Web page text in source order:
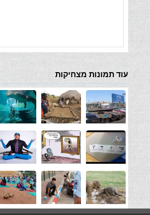
עוד תמונות מצחיקות